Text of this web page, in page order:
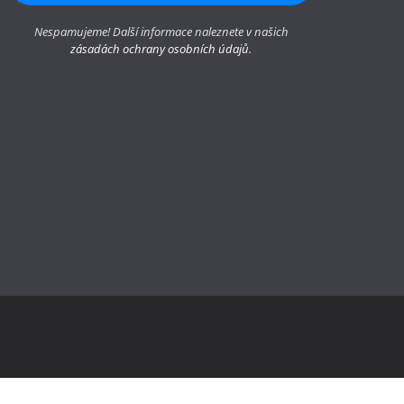
Nespamujeme! Další informace naleznete v našich
zásadách ochrany osobních údajů.